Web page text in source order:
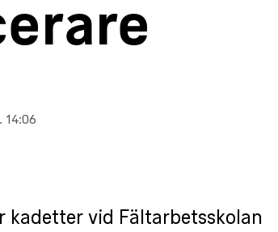
14:06
kadetter vid Fältarbetsskolan